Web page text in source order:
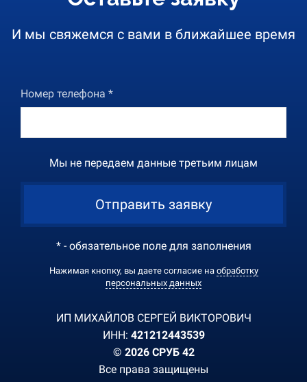
И мы свяжемся с вами в ближайшее время
Номер телефона *
Мы не передаем данные третьим лицам
Отправить заявку
* - обязательное поле для заполнения
Нажимая кнопку, вы даете согласие на обработку
персональных данных
ИП МИХАЙЛОВ СЕРГЕЙ ВИКТОРОВИЧ
ИНН: 421212443539
© 2026 СРУБ 42
Все права защищены